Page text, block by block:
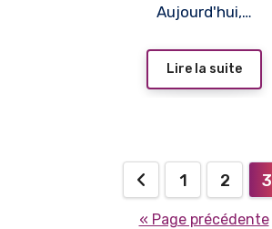
Aujourd'hui,…
Lire la suite
Pagination
1 2 3
« Page précédente